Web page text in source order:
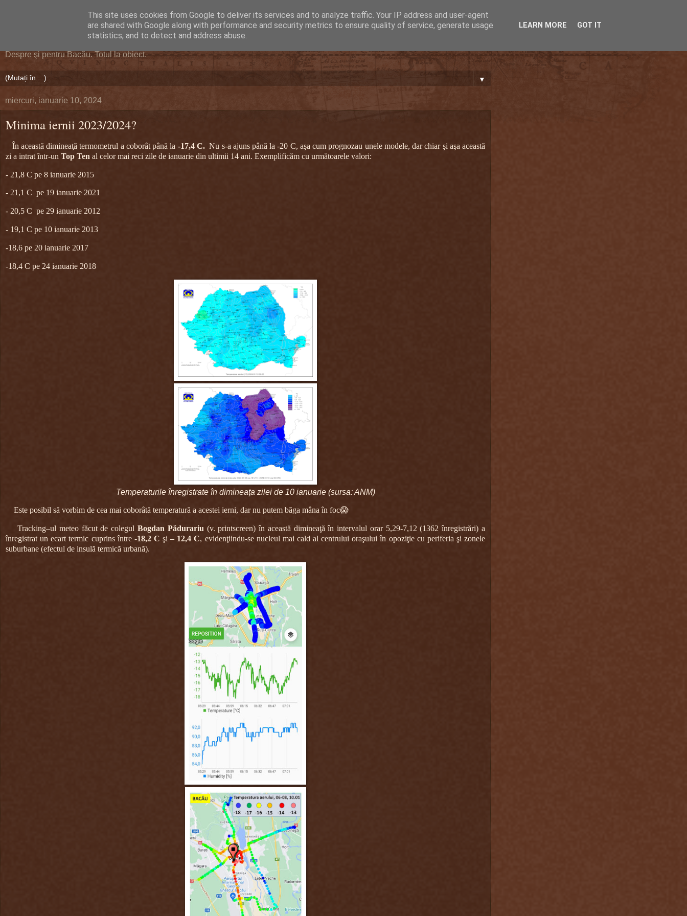
DEFERLĂRI
Despre şi pentru Bacău. Totul la obiect.
▼
miercuri, ianuarie 10, 2024
Minima iernii 2023/2024?
În această dimineaţă termometrul a coborât până la -17,4 C.Nu s-a ajuns până la -20 C, aşa cum prognozau unele modele, dar chiar şi aşa această
zi a intrat într-un Top Ten al celor mai reci zile de ianuarie din ultimii 14 ani. Exemplificăm cu următoarele valori:
- 21,8 C pe 8 ianuarie 2015
- 21,1 C pe 19 ianuarie 2021
- 20,5 C pe 29 ianuarie 2012
- 19,1 C pe 10 ianuarie 2013
-18,6 pe 20 ianuarie 2017
-18,4 C pe 24 ianuarie 2018
Temperaturile înregistrate în dimineaţa zilei de 10 ianuarie (sursa: ANM)
Este posibil să vorbim de cea mai coborâtă temperatură a acestei ierni, dar nu putem băga mâna în foc😱
Tracking–ul meteo făcut de colegul Bogdan Pădurariu (v. printscreen) în această dimineaţă în intervalul orar 5,29-7,12 (1362 înregistrări) a
înregistrat un ecart termic cuprins între-18,2 C şi– 12,4 C, evidenţiindu-se nucleul mai cald al centrului oraşului în opoziţie cu periferia şi zonele
suburbane (efectul de insulă termică urbană).
This site uses cookies from Google to deliver its services and to analyze traffic. Your IP address and user-agent
are shared with Google along with performance and security metrics to ensure quality of service, generate usage
statistics, and to detect and address abuse.
LEARN MORE GOT IT